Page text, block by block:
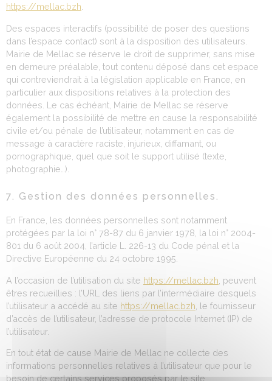
https://mellac.bzh.
Des espaces interactifs (possibilité de poser des questions
dans l’espace contact) sont à la disposition des utilisateurs.
Mairie de Mellac se réserve le droit de supprimer, sans mise
en demeure préalable, tout contenu déposé dans cet espace
qui contreviendrait à la législation applicable en France, en
particulier aux dispositions relatives à la protection des
données. Le cas échéant, Mairie de Mellac se réserve
également la possibilité de mettre en cause la responsabilité
civile et/ou pénale de l’utilisateur, notamment en cas de
message à caractère raciste, injurieux, diffamant, ou
pornographique, quel que soit le support utilisé (texte,
photographie…).
7. Gestion des données personnelles.
En France, les données personnelles sont notamment
protégées par la loi n° 78-87 du 6 janvier 1978, la loi n° 2004-
801 du 6 août 2004, l’article L. 226-13 du Code pénal et la
Directive Européenne du 24 octobre 1995.
A l’occasion de l’utilisation du site https://mellac.bzh , peuvent
êtres recueillies : l’URL des liens par l’intermédiaire desquels
l’utilisateur a accédé au site https://mellac.bzh , le fournisseur
d’accès de l’utilisateur, l’adresse de protocole Internet (IP) de
l’utilisateur.
En tout état de cause Mairie de Mellac ne collecte des
informations personnelles relatives à l’utilisateur que pour le
besoin de certains services proposés par le site